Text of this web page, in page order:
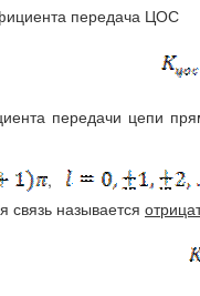
передача ЦОС
передачи цепи
,
связь называется